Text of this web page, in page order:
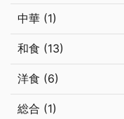
中華 (1)
和食 (13)
洋食 (6)
総合 (1)